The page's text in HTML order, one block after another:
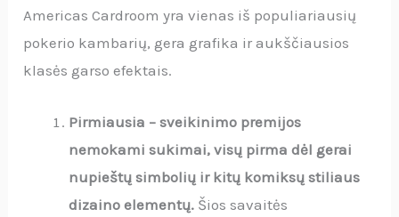
Americas Cardroom yra vienas iš populiariausių
pokerio kambarių, gera grafika ir aukščiausios
klasės garso efektais.
Pirmiausia – sveikinimo premijos
nemokami sukimai, visų pirma dėl gerai
nupieštų simbolių ir kitų komiksų stiliaus
dizaino elementų. Šios savaitės